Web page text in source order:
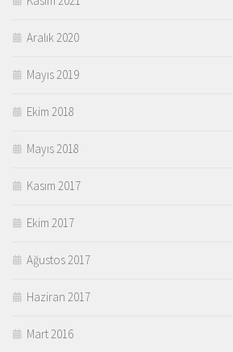
Aralık 2020
Mayıs 2019
Ekim 2018
Mayıs 2018
Kasım 2017
Ekim 2017
Ağustos 2017
Haziran 2017
Mart 2016